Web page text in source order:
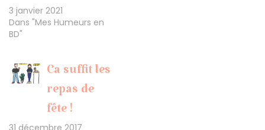
3 janvier 2021
Dans "Mes Humeurs en
BD"
Ca suffit les
repas de
fête !
31 décembre 2017